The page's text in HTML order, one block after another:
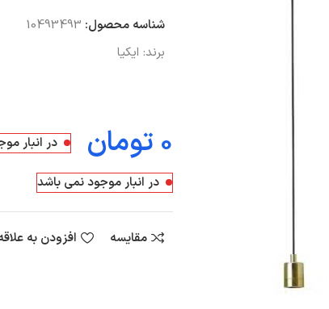
شناسه محصول: 10493493
برند: ایکیا
تومان در انبار
در انبار موجود نمی باشد
مقایسه افزودن به